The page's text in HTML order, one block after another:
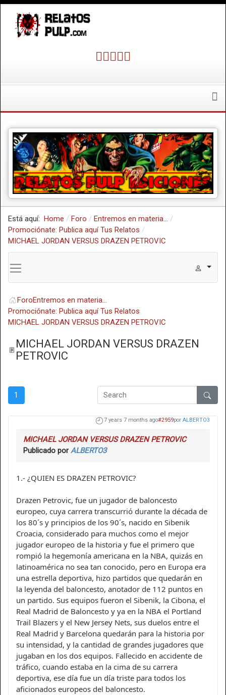
Está aquí: Home Foro
Entremos en materia...
Promociónate: Publica aquí Tus Relatos
MICHAEL JORDAN VERSUS DRAZEN PETROVIC
ForoEntremos en materia...
Promociónate: Publica aquí Tus Relatos
MICHAEL JORDAN VERSUS DRAZEN PETROVIC
MICHAEL JORDAN VERSUS DRAZEN
PETROVIC
1
7 years 7 months ago#2959por ALBERTO3
MICHAEL JORDAN VERSUS DRAZEN PETROVIC
Publicado porALBERTO3
1.- ¿QUIEN ES DRAZEN PETROVIC?
Drazen Petrovic, fue un jugador de baloncesto
europeo, cuya carrera transcurrió durante la década de
los 80´s y principios de los 90´s, nacido en Sibenik
Croacia, considerado para muchos como el mejor
jugador europeo de la historia y fue el primero que
rompió la hegemonía americana en la NBA, quizás en
latinoamérica no sea tan conocido, pero en Europa era
una estrella deportiva, hizo partidos que quedarán en
la leyenda del baloncesto, anotador de 112 puntos en
un partido. Sus equipos fueron el Sibenik, la Cibona, el
Real Madrid de Baloncesto y ya en la NBA el Portland
Trail Blazers y el New Jersey Nets, sus duelos entre el
Real Madrid y Barcelona quedarán para la historia por
su intensidad, y la cantidad de grandes jugadores que
jugaban en los dos equipos. Fallecido en accidente de
tráfico, cuando estaba en la cima de su carrera
deportiva, ese día fue un día triste para todos los
aficionados europeos del baloncesto.